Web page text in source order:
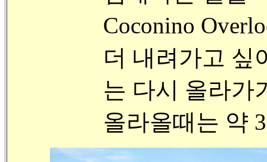
Coconino
더 내려가고 싶
는 다시 올라가
올라올때는 약